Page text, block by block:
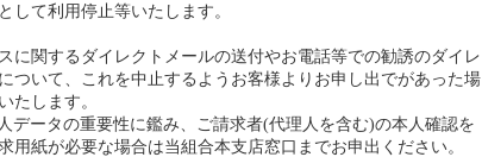
して利用停止等いたします。
関するダイレクトメールの送付やお電話等での勧誘のダイレ
ついて、これを中止するようお客様よりお申し出でがあった場
たします。
ータの重要性に鑑み、ご請求者(代理人を含む)の本人確認を
紙が必要な場合は当組合本支店窓口までお申出ください。